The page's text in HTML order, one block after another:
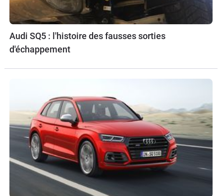
Audi SQ5 : l'histoire des fausses sorties
d'échappement